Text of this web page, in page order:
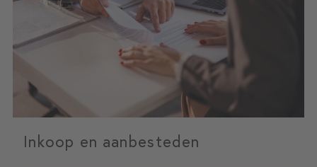
Inkoop en aanbesteden